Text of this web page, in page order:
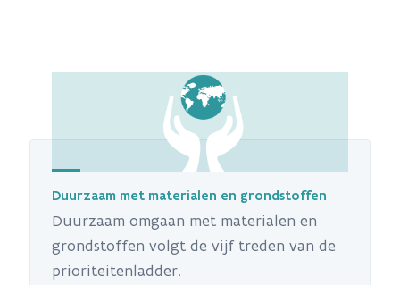
Duurzaam met materialen en grondstoffen
Duurzaam omgaan met materialen en
grondstoffen volgt de vijf treden van de
prioriteitenladder.